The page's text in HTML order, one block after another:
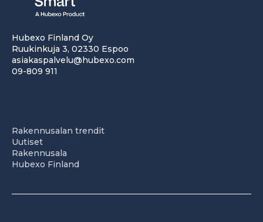
Hubexo Finland Oy
Ruukinkuja 3, 02330 Espoo
asiakaspalvelu@hubexo.com
09-809 911
Rakennusalan trendit
Uutiset
Rakennusala
Hubexo Finland